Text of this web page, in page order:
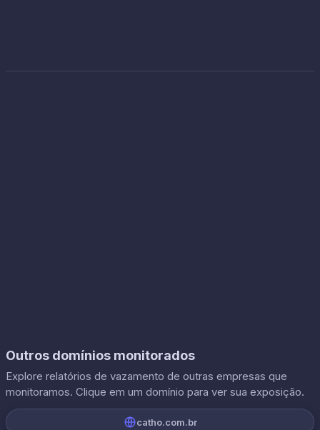
Outros domínios monitorados
Explore relatórios de vazamento de outras empresas que
monitoramos. Clique em um domínio para ver sua exposição.
catho.com.br